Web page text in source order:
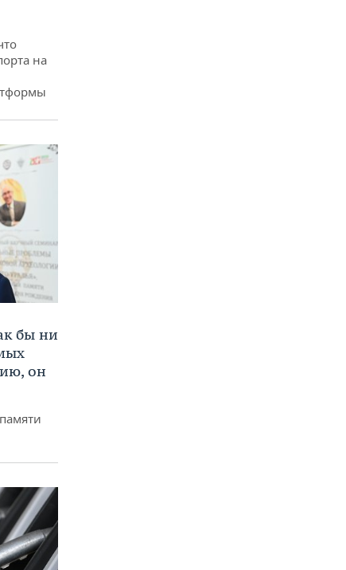
на
бы ни
он